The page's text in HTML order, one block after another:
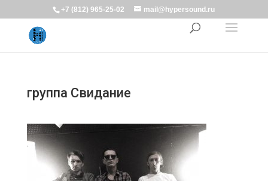
+7 (812) 965-25-02 mail@hypersound.ru
группа Свидание